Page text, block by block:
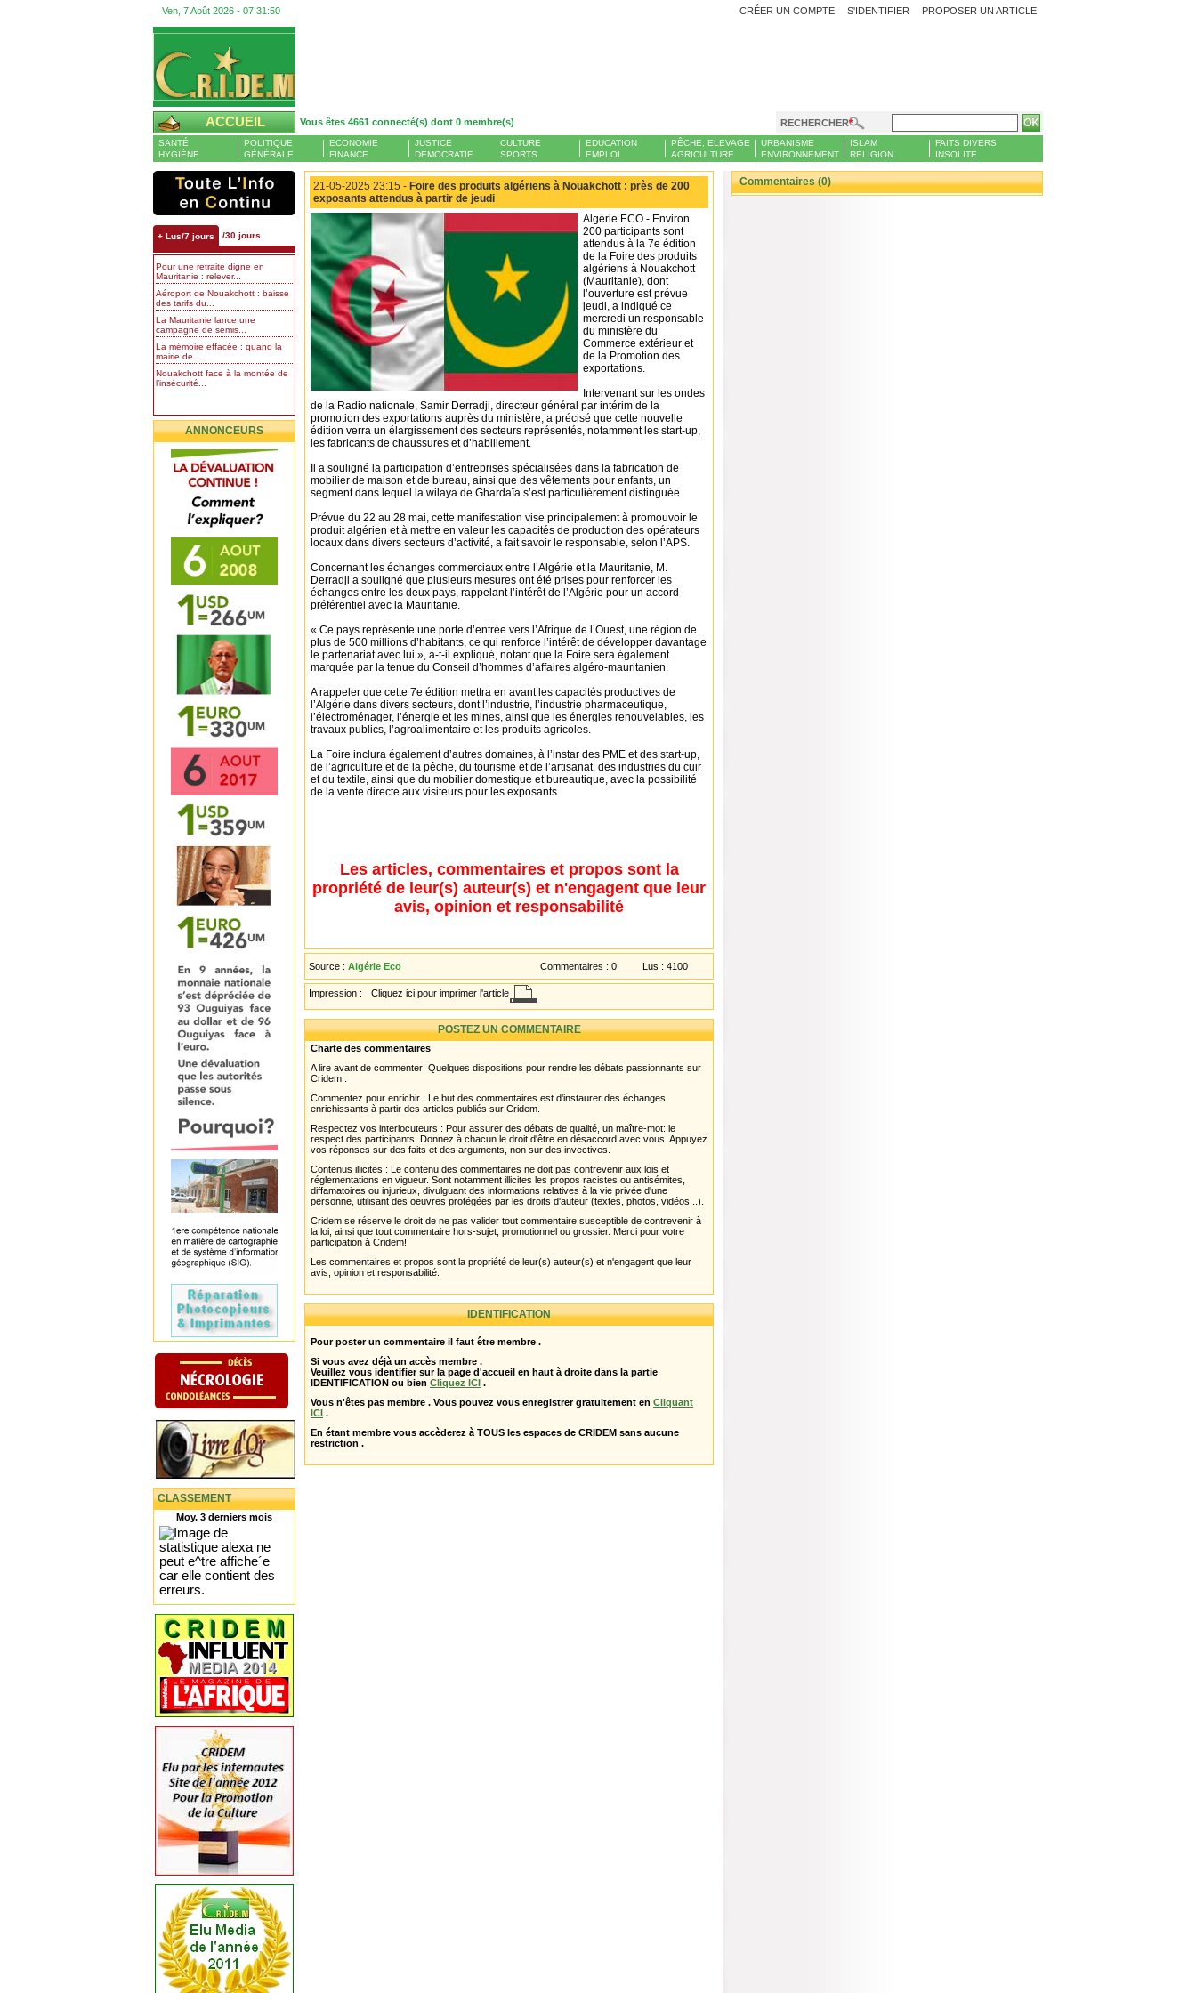
Ven, 7 Août 2026 - 07:31:51 PROPOSER UN ARTICLE
CRÉER UN COMPTE S'IDENTIFIER
ACCUEIL Vous êtes 4661 connecté(s) dont 0 membre(s) RECHERCHER
SANTÉ
HYGIÈNE
POLITIQUE
GÉNÉRALE
ECONOMIE
FINANCE
JUSTICE
DÉMOCRATIE
CULTURE
SPORTS
EDUCATION
EMPLOI
PÊCHE, ELEVAGE
AGRICULTURE
URBANISME
ENVIRONNEMENT
ISLAM
RELIGION
FAITS DIVERS
INSOLITE
+ Lus/7 jours /30 jours
Pour une retraite digne en
Mauritanie : relever...
Aéroport de Nouakchott : baisse
des tarifs du...
La Mauritanie lance une
campagne de semis...
La mémoire effacée : quand la
mairie de...
Nouakchott face à la montée de
l’insécurité...
ANNONCEURS
CLASSEMENT
Moy. 3 derniers mois
21-05-2025 23:15 - Foire des produits algériens à Nouakchott : près de 200
exposants attendus à partir de jeudi
Algérie ECO - Environ
200 participants sont
attendus à la 7e édition
de la Foire des produits
algériens à Nouakchott
(Mauritanie), dont
l’ouverture est prévue
jeudi, a indiqué ce
mercredi un responsable
du ministère du
Commerce extérieur et
de la Promotion des
exportations.
Intervenant sur les ondes
de la Radio nationale, Samir Derradji, directeur général par intérim de la
promotion des exportations auprès du ministère, a précisé que cette nouvelle
édition verra un élargissement des secteurs représentés, notamment les start-up,
les fabricants de chaussures et d’habillement.
Il a souligné la participation d’entreprises spécialisées dans la fabrication de
mobilier de maison et de bureau, ainsi que des vêtements pour enfants, un
segment dans lequel la wilaya de Ghardaïa s’est particulièrement distinguée.
Prévue du 22 au 28 mai, cette manifestation vise principalement à promouvoir le
produit algérien et à mettre en valeur les capacités de production des opérateurs
locaux dans divers secteurs d’activité, a fait savoir le responsable, selon l’APS.
Concernant les échanges commerciaux entre l’Algérie et la Mauritanie, M.
Derradji a souligné que plusieurs mesures ont été prises pour renforcer les
échanges entre les deux pays, rappelant l’intérêt de l’Algérie pour un accord
préférentiel avec la Mauritanie.
« Ce pays représente une porte d’entrée vers l’Afrique de l’Ouest, une région de
plus de 500 millions d’habitants, ce qui renforce l’intérêt de développer davantage
le partenariat avec lui », a-t-il expliqué, notant que la Foire sera également
marquée par la tenue du Conseil d’hommes d’affaires algéro-mauritanien.
A rappeler que cette 7e édition mettra en avant les capacités productives de
l’Algérie dans divers secteurs, dont l’industrie, l’industrie pharmaceutique,
l’électroménager, l’énergie et les mines, ainsi que les énergies renouvelables, les
travaux publics, l’agroalimentaire et les produits agricoles.
La Foire inclura également d’autres domaines, à l’instar des PME et des start-up,
de l’agriculture et de la pêche, du tourisme et de l’artisanat, des industries du cuir
et du textile, ainsi que du mobilier domestique et bureautique, avec la possibilité
de la vente directe aux visiteurs pour les exposants.
Les articles, commentaires et propos sont la
propriété de leur(s) auteur(s) et n'engagent que leur
avis, opinion et responsabilité
Source : Algérie Eco Commentaires : 0 Lus : 4100
Impression : Cliquez ici pour imprimer l'article
POSTEZ UN COMMENTAIRE
Charte des commentaires
A lire avant de commenter! Quelques dispositions pour rendre les débats passionnants sur
Cridem :
Commentez pour enrichir : Le but des commentaires est d'instaurer des échanges
enrichissants à partir des articles publiés sur Cridem.
Respectez vos interlocuteurs : Pour assurer des débats de qualité, un maître-mot: le
respect des participants. Donnez à chacun le droit d'être en désaccord avec vous. Appuyez
vos réponses sur des faits et des arguments, non sur des invectives.
Contenus illicites : Le contenu des commentaires ne doit pas contrevenir aux lois et
réglementations en vigueur. Sont notamment illicites les propos racistes ou antisémites,
diffamatoires ou injurieux, divulguant des informations relatives à la vie privée d'une
personne, utilisant des oeuvres protégées par les droits d'auteur (textes, photos, vidéos...).
Cridem se réserve le droit de ne pas valider tout commentaire susceptible de contrevenir à
la loi, ainsi que tout commentaire hors-sujet, promotionnel ou grossier. Merci pour votre
participation à Cridem!
Les commentaires et propos sont la propriété de leur(s) auteur(s) et n'engagent que leur
avis, opinion et responsabilité.
IDENTIFICATION
Pour poster un commentaire il faut être membre .
Si vous avez déjà un accès membre .
Veuillez vous identifier sur la page d'accueil en haut à droite dans la partie
IDENTIFICATION ou bien Cliquez ICI .
Vous n'êtes pas membre . Vous pouvez vous enregistrer gratuitement en Cliquant
ICI .
En étant membre vous accèderez à TOUS les espaces de CRIDEM sans aucune
restriction .
Commentaires (0)